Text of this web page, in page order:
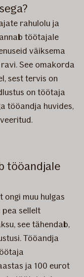
rahulolu ja
töötajale
väiksema
See omakorda
sest tervis on
on töötaja
tööandja huvides,
tööandjale
ongi muu hulgas
pea sellelt
see tähendab,
Tööandja
ja 100 eurot